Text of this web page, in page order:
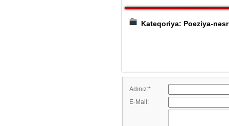
Kateqoriya: Poeziya-nəsr
Adınız:*
E-Mail: